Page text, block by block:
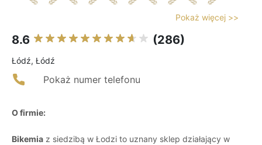
Pokaż więcej >>
8.6 (286)
Łódź, Łódź
Pokaż numer telefonu
O firmie:
Bikemia z siedzibą w Łodzi to uznany sklep działający w